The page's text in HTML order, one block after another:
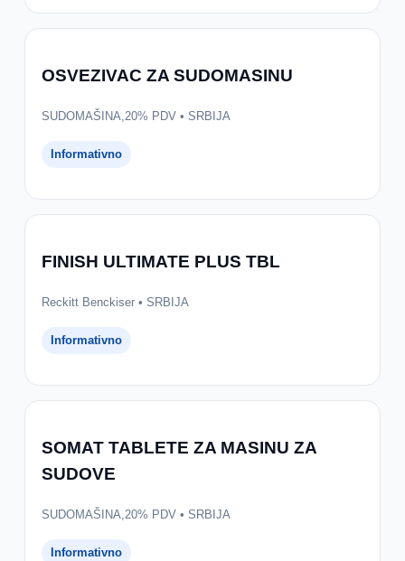
OSVEZIVAC ZA SUDOMASINU
SUDOMAŠINA,20% PDV • SRBIJA
Informativno
FINISH ULTIMATE PLUS TBL
Reckitt Benckiser • SRBIJA
Informativno
SOMAT TABLETE ZA MASINU ZA
SUDOVE
SUDOMAŠINA,20% PDV • SRBIJA
Informativno